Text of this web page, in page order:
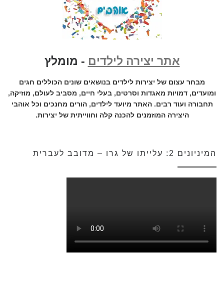
אתר יצירה לילדים - מומלץ
מבחר עצום של יצירות לילדים בנושאים שונים הכוללים חגים
ומועדים, דמויות מאגדות וסרטים, בעלי חיים, מסביב לעולם, מוזיקה,
תחבורה ועוד רבים. האתר מיועד לילדים, הורים מחנכים וכל אוהבי
היצירה המוזמנים להכנה קלה וחווייתית של יצירות.
המיניונים 2: עלייתו של גרו – מדובב לעברית